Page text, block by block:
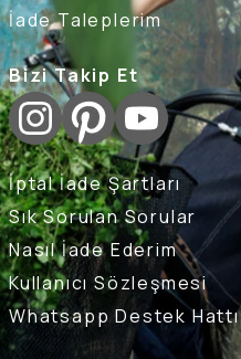
İade Taleplerim
Bizi Takip Et
İptal İade Şartları
Sık Sorulan Sorular
Nasıl İade Ederim
Kullanıcı Sözleşmesi
Whatsapp Destek Hattı